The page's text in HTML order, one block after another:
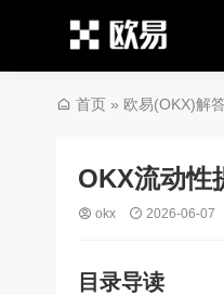
首页 » 欧易(OKX)解
OKX流动性
okx 2026-06-07
目录导读